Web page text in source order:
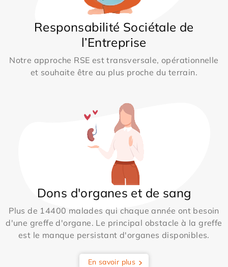
Responsabilité Sociétale de
l’Entreprise
Notre approche RSE est transversale, opérationnelle
et souhaite être au plus proche du terrain.
Dons d'organes et de sang
Plus de 14400 malades qui chaque année ont besoin
d'une greffe d'organe. Le principal obstacle à la greffe
est le manque persistant d'organes disponibles.
En savoir plus